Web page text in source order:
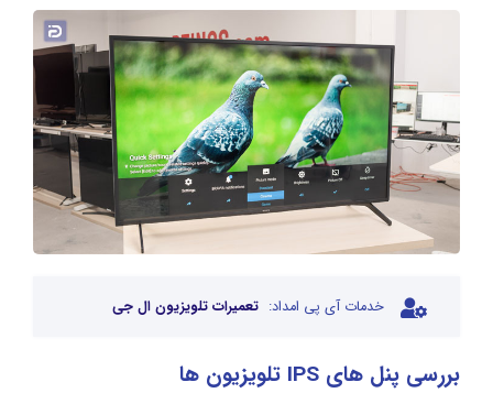
خدمات آی پی امداد: تعمیرات تلویزیون ال جی
بررسی پنل های IPS تلویزیون ها